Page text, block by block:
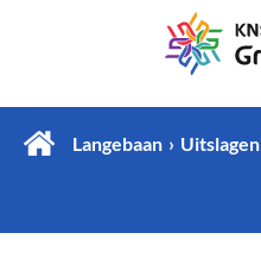
Langebaan Uitslagen